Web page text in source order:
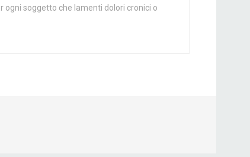
ogni soggetto che lamenti dolori cronici o